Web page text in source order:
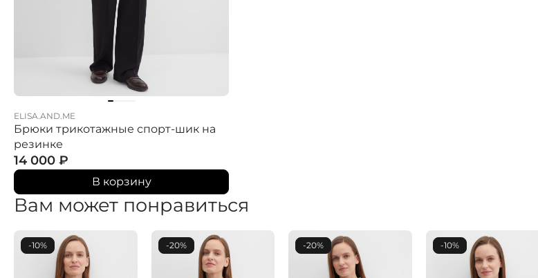
ELISA.AND.ME
Брюки трикотажные спорт-шик на
резинке
14 000 ₽
В корзину
Вам может понравиться
-10% -20% -20% -10%